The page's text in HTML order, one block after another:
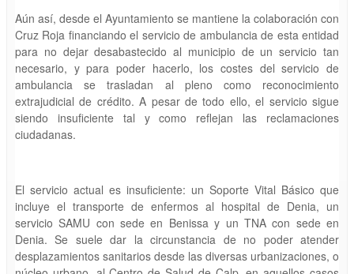
Aún así, desde el Ayuntamiento se mantiene la colaboración con
Cruz Roja financiando el servicio de ambulancia de esta entidad
para no dejar desabastecido al municipio de un servicio tan
necesario, y para poder hacerlo, los costes del servicio de
ambulancia se trasladan al pleno como reconocimiento
extrajudicial de crédito. A pesar de todo ello, el servicio sigue
siendo insuficiente tal y como reflejan las reclamaciones
ciudadanas.
El servicio actual es insuficiente: un Soporte Vital Básico que
incluye el transporte de enfermos al hospital de Denia, un
servicio SAMU con sede en Benissa y un TNA con sede en
Denia. Se suele dar la circunstancia de no poder atender
desplazamientos sanitarios desde las diversas urbanizaciones, o